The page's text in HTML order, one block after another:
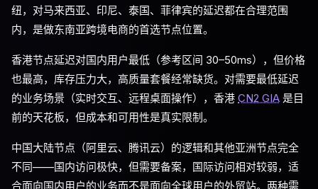
纽，对马来西亚、印尼、泰国、菲律宾的延迟都在合理范围
内，是做东南亚跨境电商的首选节点位置。
香港节点延迟对国内用户最低（参考区间 30–50ms），但价格
也最高，库存压力大，高质量套餐经常缺货。对需要最低延迟
的业务场景（实时交互、远程桌面操作），香港 CN2 GIA 是目
前的天花板，但成本和可用性是真实限制。
中国大陆节点（阿里云、腾讯云）的逻辑和其他亚洲节点完全
不同——国内访问极快，但需要备案，国际访问相对较弱，适
合面向国内用户的业务而不是面向全球用户的外贸站。两种需